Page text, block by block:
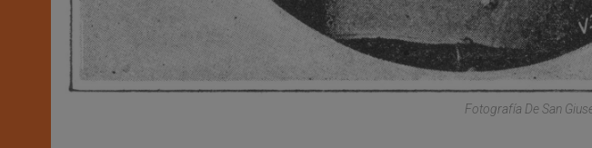
Fotografía De San